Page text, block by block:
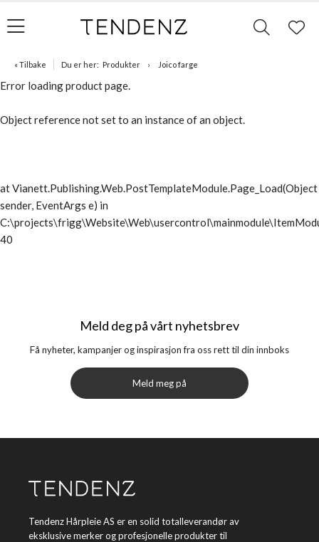
« Tilbake Du er her: Produkter Joico farge
Error loading product page.
Object reference not set to an instance of an object.
at Vianett.Publishing.Web.PostTemplateModule.Page_Load(Object
sender, EventArgs e) in
40
Meld deg på vårt nyhetsbrev
Få nyheter, kampanjer og inspirasjon fra oss rett til din innboks
Meld meg på
Tendenz Hårpleie AS er en solid totalleverandør av
eksklusive merker og profesjonelle produkter til